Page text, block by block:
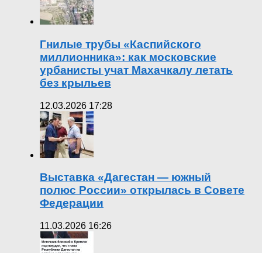
Гнилые трубы «Каспийского
миллионника»: как московские
урбанисты учат Махачкалу летать
без крыльев
12.03.2026 17:28
Выставка «Дагестан — южный
полюс России» открылась в Совете
Федерации
11.03.2026 16:26